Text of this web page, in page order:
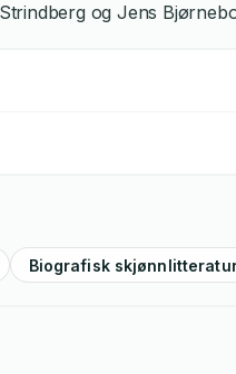
og Jens
Biografisk